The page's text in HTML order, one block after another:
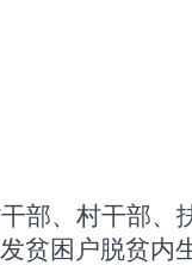
部、村干部、
贫困户脱贫内